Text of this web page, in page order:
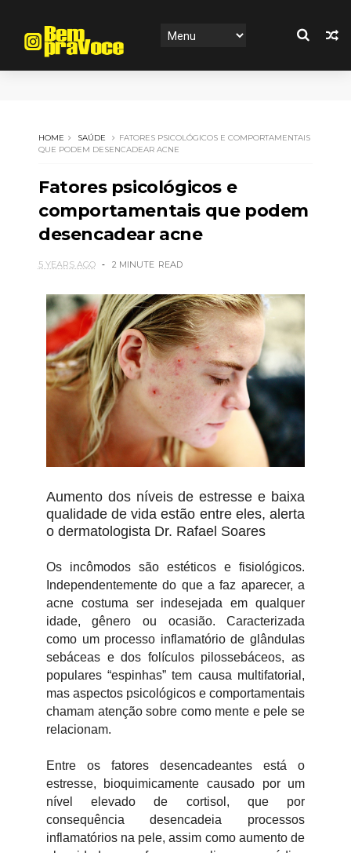
HOME SAÚDE
FATORES PSICOLÓGICOS E COMPORTAMENTAIS
QUE PODEM DESENCADEAR ACNE
Fatores psicológicos e
comportamentais que podem
desencadear acne
5 YEARS AGO 2 MINUTE READ
Aumento dos níveis de estresse e baixa
qualidade de vida estão entre eles, alerta
o dermatologista Dr. Rafael Soares
Os incômodos são estéticos e fisiológicos.
Independentemente do que a faz aparecer, a
acne costuma ser indesejada em qualquer
idade, gênero ou ocasião. Caracterizada
como um processo inflamatório de glândulas
sebáceas e dos folículos pilossebáceos, as
populares “espinhas” tem causa multifatorial,
mas aspectos psicológicos e comportamentais
chamam atenção sobre como mente e pele se
relacionam.
Entre os fatores desencadeantes está o
estresse, bioquimicamente causado por um
nível elevado de cortisol, que por
consequência desencadeia processos
inflamatórios na pele, assim como aumento de